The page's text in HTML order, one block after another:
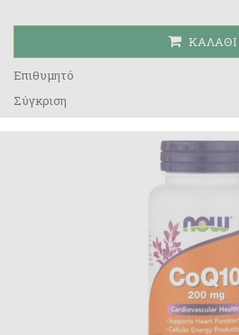
ΚΑΛΆΘΙ
Επιθυμητό
Σύγκριση